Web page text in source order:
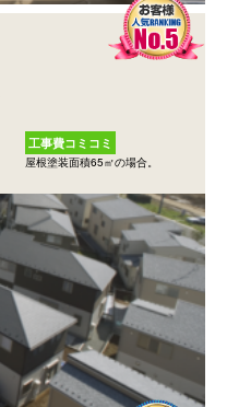
工事費コミコミ
屋根塗装面積65㎡の場合。